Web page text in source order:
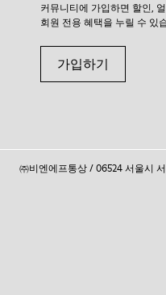
커뮤니티에 가입하면 할인,
회원 전용 혜택을 누릴 수 있
가입하기
㈜비엔에프통상 / 06524 서울시